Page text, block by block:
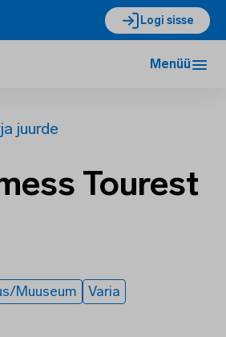
Logi sisse
Menüü
juurde
Tourest
Muuseum Varia